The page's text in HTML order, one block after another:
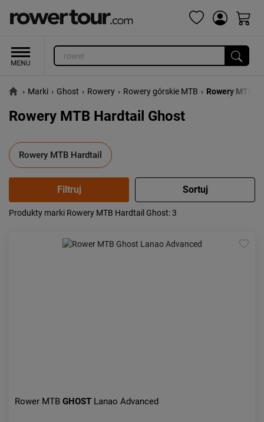
› Marki › Ghost › Rowery › Rowery górskie MTB › Rowery MTB
Rowery MTB Hardtail Ghost
Rowery MTB Hardtail
Popularność:
od najwyższej
Produkty marki Rowery MTB Hardtail Ghost: 3
Rower MTB GHOST Lanao Advanced